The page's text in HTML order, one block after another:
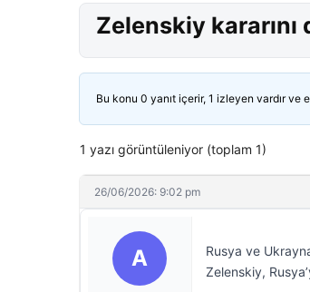
Zelenskiy
Bu konu 0 yanıt içerir, 1 izleyen vardır ve
1 yazı görüntüleniyor (toplam 1)
26/06/2026: 9:02 pm
A
Rusya ve
Zelenskiy,